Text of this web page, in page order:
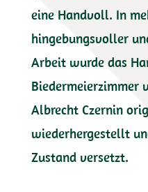
eine Handvoll. In
hingebungsvoller
Arbeit wurde das
Biedermeierzimmer
Albrecht Czernin
wiederhergestellt
Zustand versetzt.